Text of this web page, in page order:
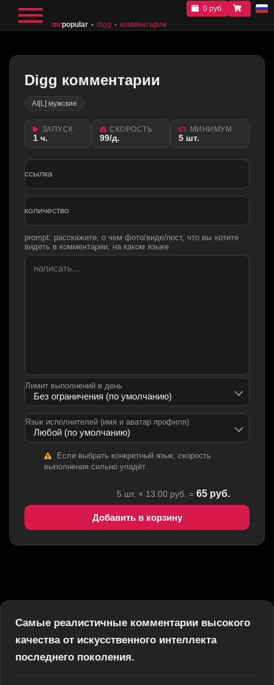
mrpopular digg комментарии
0 руб.
Digg комментарии
AI[L] мужские
ЗАПУСК
1 ч.
СКОРОСТЬ
99/д.
МИНИМУМ
5 шт.
ссылка
количество
prompt: расскажите, о чем фото/виде/пост, что вы хотите
видеть в комментарии, на каком языке
Лимит выполнений в день
Язык исполнителей (имя и аватар профиля)
Если выбрать конкретный язык, скорость
выполнения сильно упадёт
5 шт. × 13.00 руб. = 65 руб.
Добавить в корзину
Самые реалистичные комментарии высокого
качества от искусственного интеллекта
последнего поколения.